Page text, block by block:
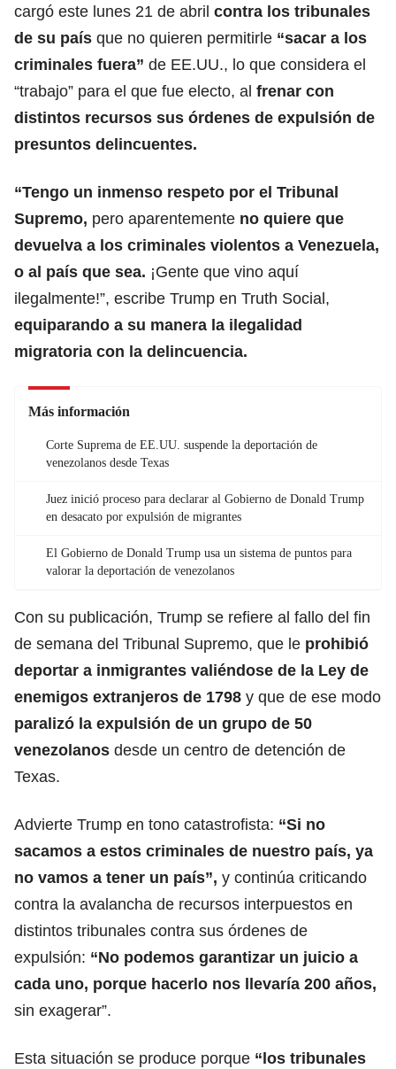
cargó este lunes 21 de abril contra los tribunales
de su país que no quieren permitirle “sacar a los
criminales fuera” de EE.UU., lo que considera el
“trabajo” para el que fue electo, al frenar con
distintos recursos sus órdenes de expulsión de
presuntos delincuentes.
“Tengo un inmenso respeto por el Tribunal
Supremo, pero aparentemente no quiere que
devuelva a los criminales violentos a Venezuela,
o al país que sea. ¡Gente que vino aquí
ilegalmente!”, escribe Trump en Truth Social,
equiparando a su manera la ilegalidad
migratoria con la delincuencia.
Más información
Corte Suprema de EE.UU. suspende la deportación de
venezolanos desde Texas
Juez inició proceso para declarar al Gobierno de Donald Trump
en desacato por expulsión de migrantes
El Gobierno de Donald Trump usa un sistema de puntos para
valorar la deportación de venezolanos
Con su publicación, Trump se refiere al fallo del fin
de semana del Tribunal Supremo, que le prohibió
deportar a inmigrantes valiéndose de la Ley de
enemigos extranjeros de 1798 y que de ese modo
paralizó la expulsión de un grupo de 50
venezolanos desde un centro de detención de
Texas.
Advierte Trump en tono catastrofista: “Si no
sacamos a estos criminales de nuestro país, ya
no vamos a tener un país”, y continúa criticando
contra la avalancha de recursos interpuestos en
distintos tribunales contra sus órdenes de
expulsión: “No podemos garantizar un juicio a
cada uno, porque hacerlo nos llevaría 200 años,
sin exagerar”.
Esta situación se produce porque “los tribunales